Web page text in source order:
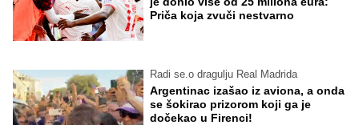
Priča koja zvuči nestvarno
Radi se.o dragulju Real Madrida
Argentinac izašao iz aviona, a onda
se šokirao prizorom koji ga je
dočekao u Firenci!